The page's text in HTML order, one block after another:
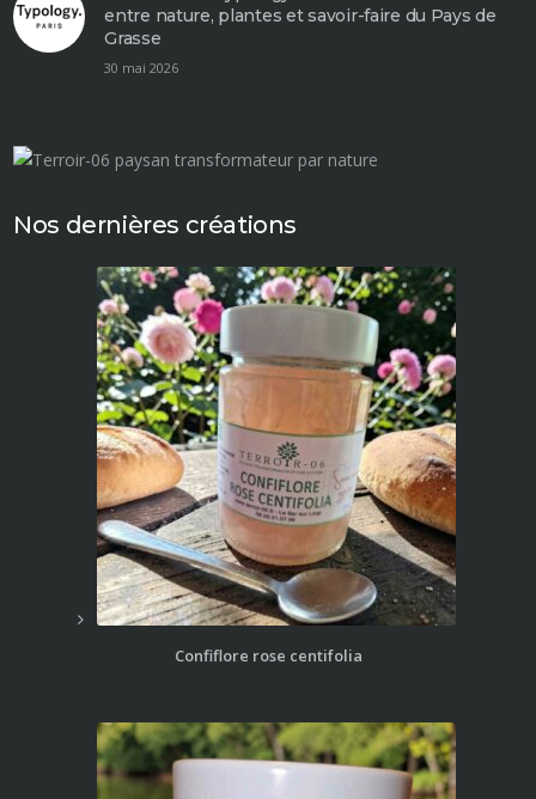
entre nature, plantes et savoir-faire du Pays de
Grasse
30 mai 2026
Nos dernières créations
Confiflore rose centifolia